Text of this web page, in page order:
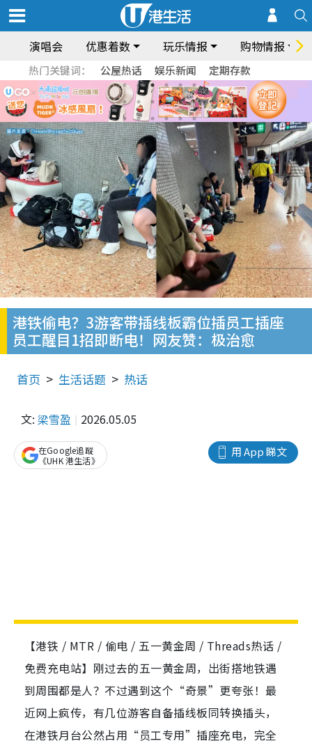
演唱会 优惠着数 玩乐情报 购物情报
热门关键词： 公屋热话 娱乐新闻 定期存款
港铁偷电？3游客带插线板霸位插员工插座
员工醒目1招即断电！网友赞：极治愈
首页 生活话题 热话
文: 梁雪盈 2026.05.05
用 App 睇文
在Google追蹤
《UHK 港生活》
【港铁 / MTR / 偷电 / 五一黄金周 / Threads热话 /
免费充电站】刚过去的五一黄金周，出街搭地铁遇
到周围都是人？不过遇到这个“奇景”更夸张！最
近网上疯传，有几位游客自备插线板同转换插头，
在港铁月台公然占用“员工专用”插座充电，完全